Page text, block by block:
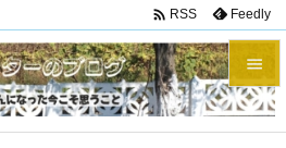


メニュ
 RSS Feedly